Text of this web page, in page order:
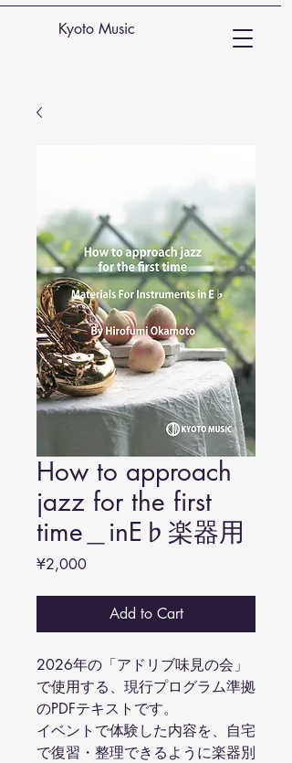
Kyoto Music
How to approach
jazz for the first
time＿inE♭楽器用
¥2,000Price
Add to Cart
2026年の「アドリブ味見の会」
で使用する、現行プログラム準拠
のPDFテキストです。
イベントで体験した内容を、自宅
で復習・整理できるように楽器別